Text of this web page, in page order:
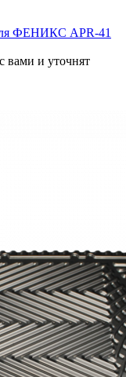
ФЕНИКС APR-41
вами и уточнят